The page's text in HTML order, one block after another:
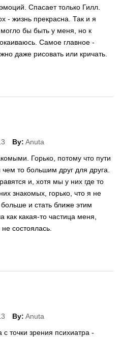
Спасает только Гилл.
- жизнь прекрасна. Так и я
бы быть у меня, но к
Самое главное -
даже рисовать или кричать.
By: Anuta
Горько, потому что пути
то большим друг для друга.
и, хотя мы у них где то
знакомых, горько, что я не
и стать ближе этим
какая-то частица меня,
состоялась.
By: Anuta
точки зрения психиатра -